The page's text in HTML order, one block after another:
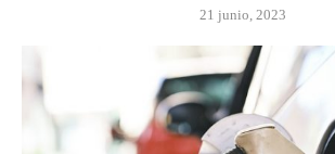
21 junio, 2023